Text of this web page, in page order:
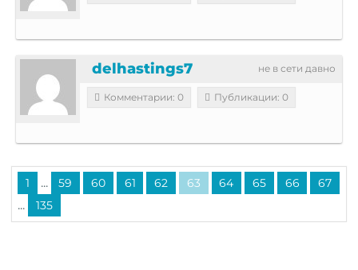
не в сети давно
delhastings7
Комментарии: 0 Публикации: 0
1 ... 59 60 61 62 63 64 65 66 67
... 135